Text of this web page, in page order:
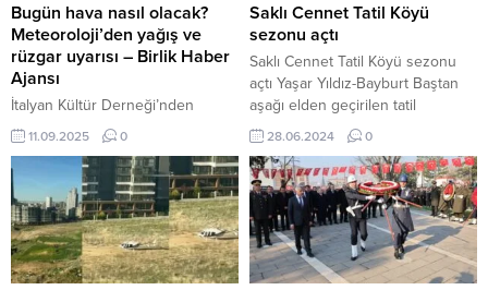
Bugün hava nasıl olacak?
Meteoroloji’den yağış ve
rüzgar uyarısı – Birlik Haber
Ajansı
İtalyan Kültür Derneği’nden
gençlere büyük destek: İtalya’da
üniversite eğitimi için danışmanlık
departmanı açıldı İçeriği
Görüntüle ANKARA – BHA
Yağışların özellikle Kars, Ardahan
ve Artvin’in iç kesimlerinde yer
yer kuvvetli olabileceği uyarısı
yapıldı. Sıcaklıklar ve rüzgar Hava
11.09.2025 0
Saklı Cennet Tatil Köyü
sezonu açtı
Saklı Cennet Tatil Köyü sezonu
açtı Yaşar Yıldız-Bayburt Baştan
aşağı elden geçirilen tatil
köyünde evlerin su tesisatı
tamamen yenilendi. Laminantları
deforme olan evlerin
laminantlarının yerine kalebodur
döşenirken evlerin iç ve dış
cephelerinin boyası ve tadilatı
yapıldı. Çevre düzenlemesinin de
yapıldığı tatil köyünde var olan
28.06.2024 0